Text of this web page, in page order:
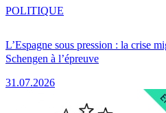
L’Espagne sous pression : la crise
Schengen à l’épreuve
31.07.2026
POLITIQUE